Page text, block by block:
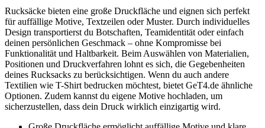
Rucksäcke bieten eine große Druckfläche und eignen sich perfekt
für auffällige Motive, Textzeilen oder Muster. Durch individuelles
Design transportierst du Botschaften, Teamidentität oder einfach
deinen persönlichen Geschmack – ohne Kompromisse bei
Funktionalität und Haltbarkeit. Beim Auswählen von Materialien,
Positionen und Druckverfahren lohnt es sich, die Gegebenheiten
deines Rucksacks zu berücksichtigen. Wenn du auch andere
Textilien wie T-Shirt bedrucken möchtest, bietet GeT4.de ähnliche
Optionen. Zudem kannst du eigene Motive hochladen, um
sicherzustellen, dass dein Druck wirklich einzigartig wird.